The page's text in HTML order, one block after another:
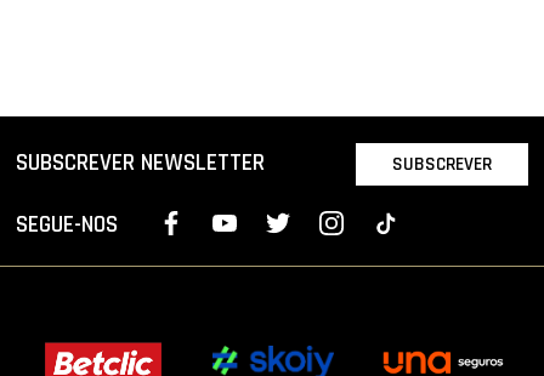
SUBSCREVER NEWSLETTER SUBSCREVER
SEGUE-NOS